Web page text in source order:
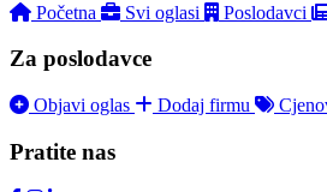
Početna Svi oglasi Poslodavci
Za poslodavce
Objavi oglas Dodaj firmu
Pratite nas